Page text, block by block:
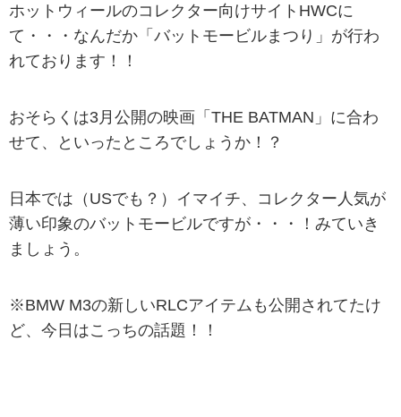
ホットウィールのコレクター向けサイトHWCに
て・・・なんだか「バットモービルまつり」が行わ
れております！！
おそらくは3月公開の映画「THE BATMAN」に合わ
せて、といったところでしょうか！？
日本では（USでも？）イマイチ、コレクター人気が
薄い印象のバットモービルですが・・・！みていき
ましょう。
※BMW M3の新しいRLCアイテムも公開されてたけ
ど、今日はこっちの話題！！